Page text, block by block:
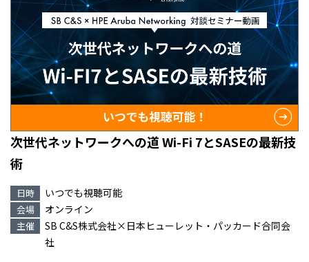
次世代ネットワークへの道 Wi-Fi 7とSASEの最新技
術
日時 いつでも視聴可能
会場 オンライン
主催
SB C&S株式会社×日本ヒューレット・パッカード合同会
社